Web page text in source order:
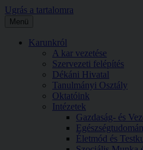
Ugrás a tartalomra
Menü
Karunkról
A kar vezetése
Szervezeti felépítés
Dékáni Hivatal
Tanulmányi Osztály
Oktatóink
Intézetek
Gazdaság- és
Életmód és